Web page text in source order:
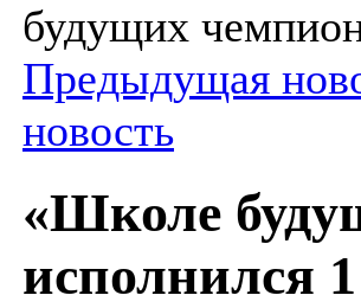
будущих
Предыдущая
новость
«Школе
исполнился